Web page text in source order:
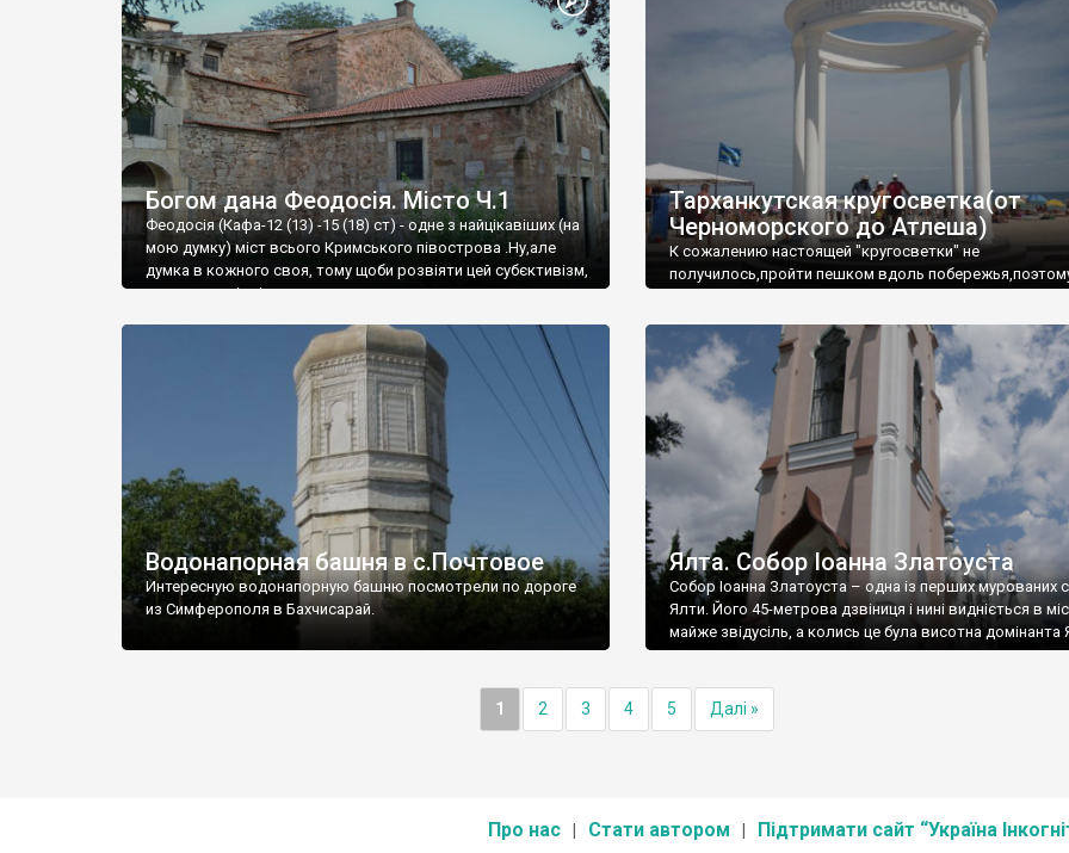
Богом дана Феодосія. Місто Ч.1
Феодосія (Кафа-12 (13) -15 (18) ст) - одне з найцікавіших (на
мою думку) міст всього Кримського півострова .Ну,але
думка в кожного своя, тому щоби розвіяти цей субєктивізм,
запрошую відвідати це
Тарханкутская кругосветка(от
Черноморского до Атлеша)
К сожалению настоящей "кругосветки" не
получилось,пройти пешком вдоль
Водонапорная башня в с.Почтовое
Интересную водонапорную башню посмотрели по дороге
из Симферополя в Бахчисарай.
Ялта. Собор Іоанна Златоуста
Собор Іоанна Златоуста – одна із перших мурованих
Ялти. Його 45-метрова дзвіниця і нині видніється в
майже звідусіль, а колись це була висотна домінанта
1 2 3 4 5 Далі »
Про нас Стати автором Підтримати сайт “Україна